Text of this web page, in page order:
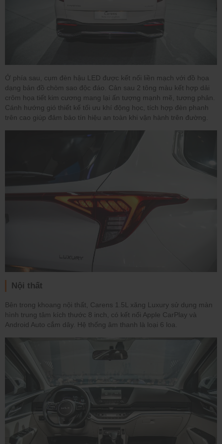
Ở phía sau, cụm đèn hậu LED được kết nối liền mạch với đồ họa
dạng bản đồ chòm sao độc đáo. Cản sau 2 tông màu kết hợp dải
crôm họa tiết kim cương mang lại ấn tượng mạnh mẽ, tương phản.
Cánh hướng gió thiết kế tối ưu khí động học, tích hợp đèn phanh
trên cao giúp đảm bảo tín hiệu an toàn khi vận hành trên đường.
Nội thất
Bên trong khoang nội thất, Carens 1.5L xăng Luxury sử dụng màn
hình trung tâm kích thước 8 inch, có kết nối Apple CarPlay và
Android Auto cắm dây. Hệ thống âm thanh là loại 6 loa.